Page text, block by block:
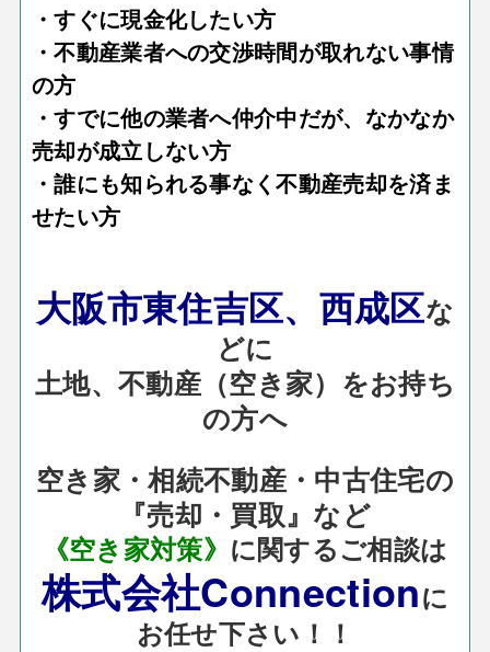
・すぐに現金化したい方
・不動産業者への交渉時間が取れない事情
の方
・すでに他の業者へ仲介中だが、なかなか
売却が成立しない方
・誰にも知られる事なく不動産売却を済ま
せたい方
大阪市東住吉区、西成区な
どに
土地、不動産（空き家）をお持ち
の方へ
空き家・相続不動産・中古住宅の
『売却・買取』など
《空き家対策》 に関するご相談は
株式会社Connectionに
お任せ下さい！！